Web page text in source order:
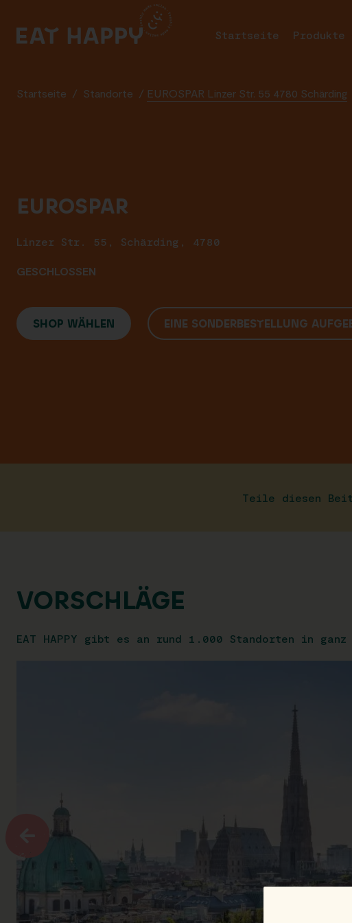
MAIN
Startseite Produkte
Startseite / Standorte / EUROSPAR Linzer Str. 55 4780 Schärding
EUROSPAR
Linzer Str. 55, Schärding, 4780
GESCHLOSSEN
SHOP WÄHLEN EINE SONDERBESTELLUNG
Teile diesen
VORSCHLÄGE
EAT HAPPY gibt es an rund 1.000 Standorten in